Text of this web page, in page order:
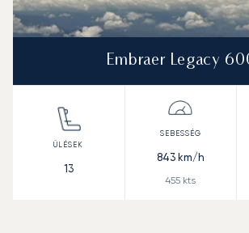
Embraer Legacy
13
843km/h
455 kts